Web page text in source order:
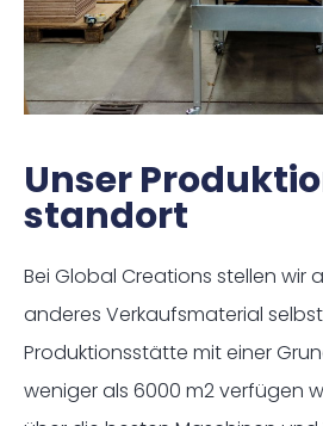
Unser
standort
Bei Global Creations stellen wir
anderes Verkaufsmaterial
Produktionsstätte mit einer
weniger als 6000 m2 verfügen